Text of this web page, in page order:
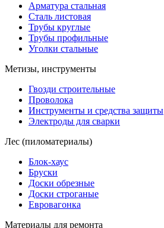
Арматура стальная
Сталь листовая
Трубы круглые
Трубы профильные
Уголки стальные
Метизы, инструменты
Гвозди строительные
Проволока
Инструменты и средства защиты
Электроды для сварки
Лес (пиломатериалы)
Блок-хаус
Бруски
Доски обрезные
Доски строганые
Евровагонка
Материалы для ремонта